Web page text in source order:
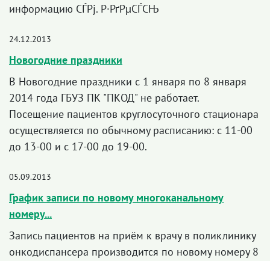
информацию СЃРј. Р·РґРµСЃСЊ
24.12.2013
Новогодние праздники
В Новогодние праздники с 1 января по 8 января
2014 года ГБУЗ ПК "ПКОД" не работает.
Посещение пациентов круглосуточного стационара
осуществляется по обычному расписанию: с 11-00
до 13-00 и с 17-00 до 19-00.
05.09.2013
График записи по новому многоканальному
номеру...
Запись пациентов на приём к врачу в поликлинику
онкодиспансера производится по новому номеру 8